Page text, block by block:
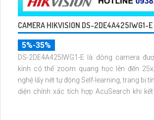
CAMERA HIKVISION DS-2DE4A425IWG1-E
5%-35%
DS-2DE4A425IWG1-E là dòng camera
kính có thể zoom quang học lên đến
nghệ lấy nét tự động Self-learning, trang bị
diện chính xác tích hợp AcuSearch khi kết